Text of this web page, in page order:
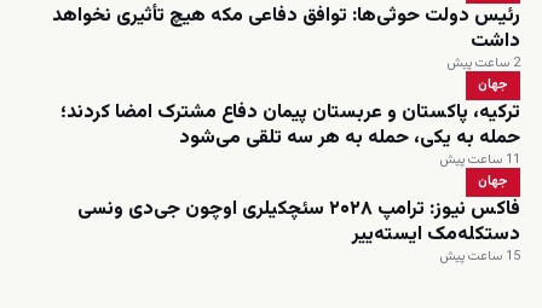
رئیس دولت حوثی‌ها: توافق دفاعی مکه هیچ تأثیری نخواهد
داشت
2 ساعت پیش
جهان
ترکیه، پاکستان و عربستان پیمان دفاع مشترک امضا کردند؛
حمله به یکی، حمله به هر سه تلقی می‌شود
11 ساعت پیش
جهان
فاکس نیوز: ترامپ ۲۰۲۸ سئچکیلری اوچون جی‌دی ونسی
دستکله‌مک ایسته‌ییر
15 ساعت پیش